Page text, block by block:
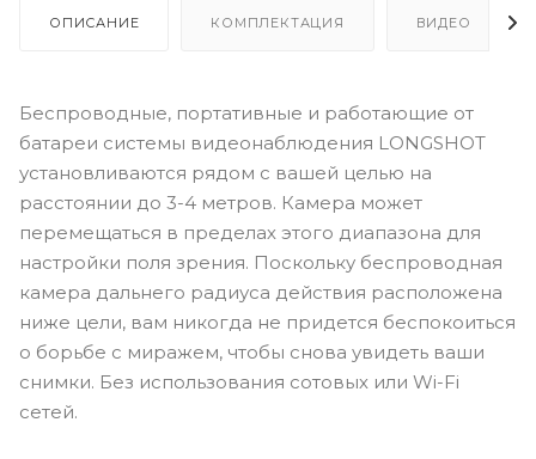
ОПИСАНИЕ КОМПЛЕКТАЦИЯ ВИДЕО
Беспроводные, портативные и работающие от
батареи системы видеонаблюдения LONGSHOT
установливаются рядом с вашей целью на
расстоянии до 3-4 метров. Камера может
перемещаться в пределах этого диапазона для
настройки поля зрения. Поскольку беспроводная
камера дальнего радиуса действия расположена
ниже цели, вам никогда не придется беспокоиться
о борьбе с миражем, чтобы снова увидеть ваши
снимки. Без использования сотовых или Wi-Fi
сетей.